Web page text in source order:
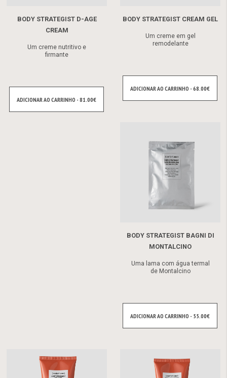
BODY STRATEGIST D-AGE
CREAM
Um creme nutritivo e
firmante
ADICIONAR AO CARRINHO - 81.00€
BODY STRATEGIST CREAM GEL
Um creme em gel
remodelante
ADICIONAR AO CARRINHO - 68.00€
BODY STRATEGIST BAGNI DI
MONTALCINO
Uma lama com água termal
de Montalcino
ADICIONAR AO CARRINHO - 55.00€